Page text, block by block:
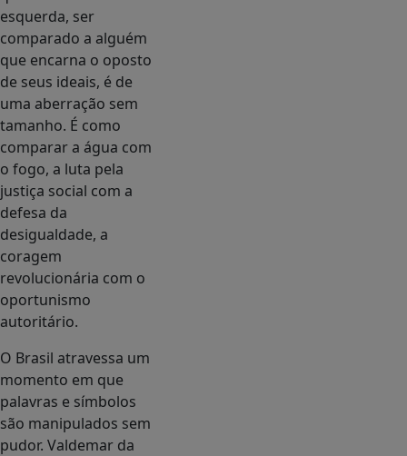
esquerda, ser
comparado a alguém
que encarna o oposto
de seus ideais, é de
uma aberração sem
tamanho. É como
comparar a água com
o fogo, a luta pela
justiça social com a
defesa da
desigualdade, a
coragem
revolucionária com o
oportunismo
autoritário.
O Brasil atravessa um
momento em que
palavras e símbolos
são manipulados sem
pudor. Valdemar da